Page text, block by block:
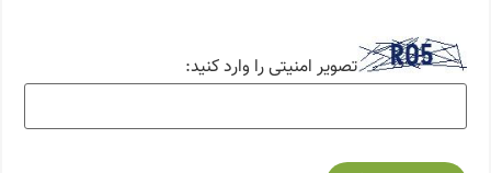
تصویر امنیتی را وارد کنید: